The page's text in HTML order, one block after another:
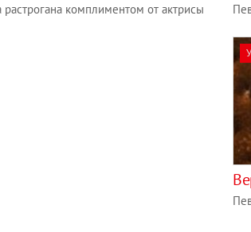
комплиментом от актрисы